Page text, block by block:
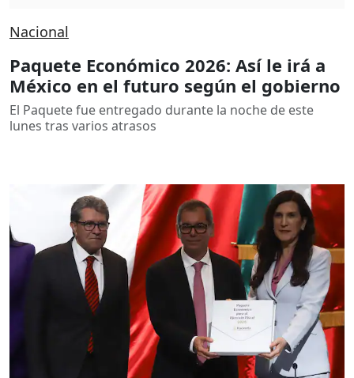
Nacional
Paquete Económico 2026: Así le irá a
México en el futuro según el gobierno
El Paquete fue entregado durante la noche de este
lunes tras varios atrasos